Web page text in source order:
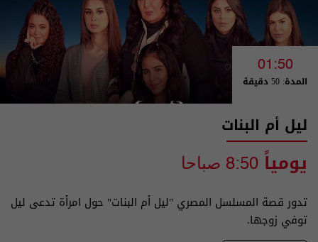
01:50
المدة: 50 دقيقة
ليل أم البنات
يومياً 8:50 صباحا
تدور قصة المسلسل المصري "ليل أم البنات" حول امرأة تدعى ليل
توفي زوجها.